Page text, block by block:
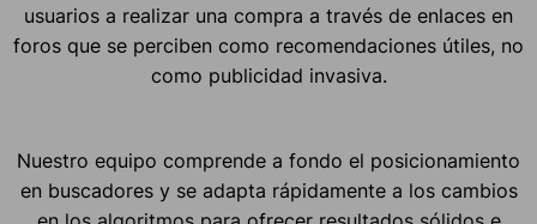
usuarios a realizar una compra a través de enlaces en
foros que se perciben como recomendaciones útiles, no
como publicidad invasiva.
Nuestro equipo comprende a fondo el posicionamiento
en buscadores y se adapta rápidamente a los cambios